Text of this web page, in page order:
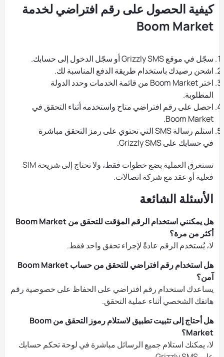
كيفية الحصول على رقم افتراضي لخدمة
Boom Market
سجّل في موقع Grizzly SMS أو سجّل الدخول إلى حسابك.
اشحن رصيدك باستخدام طريقة الدفع المناسبة لك.
اختر Boom Market من قائمة الخدمات وحدد الدولة
المطلوبة.
احصل على رقم افتراضي متاح واستخدمه أثناء التحقق في
Boom Market.
استلم رسالة SMS التي تحتوي على رمز التحقق مباشرة
في حسابك على Grizzly SMS.
تستغرق العملية بضع خطوات فقط، ولا تحتاج إلى شريحة SIM
فعلية أو عقد مع شركة اتصالات.
الأسئلة الشائعة
هل يمكنني استخدام الرقم المؤقت للتحقق من Boom Market
أكثر من مرة؟
لا، يُستخدم الرقم عادةً لإجراء تحقق واحد فقط.
هل استخدام رقم افتراضي للتحقق من حساب Boom Market
آمن؟
يساعدك استخدام رقم افتراضي على الحفاظ على خصوصية رقم
هاتفك الشخصي أثناء عملية التحقق.
هل أحتاج إلى تثبيت تطبيق لاستلام رموز التحقق من Boom
Market؟
لا، يمكنك استلام جميع الرسائل مباشرة في لوحة تحكم حسابك